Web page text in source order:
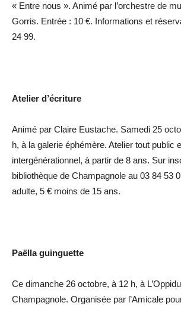
« Entre nous ». Animé par l’orchestre de
Gorris. Entrée : 10 €. Informations et
24 99.
Atelier d’écriture
Animé par Claire Eustache. Samedi 25
h, à la galerie éphémère. Atelier tout public
intergénérationnel, à partir de 8 ans. Sur
bibliothèque de Champagnole au 03 84 53
adulte, 5 € moins de 15 ans.
Paëlla guinguette
Ce dimanche 26 octobre, à 12 h, à
Champagnole. Organisée par l’Amicale